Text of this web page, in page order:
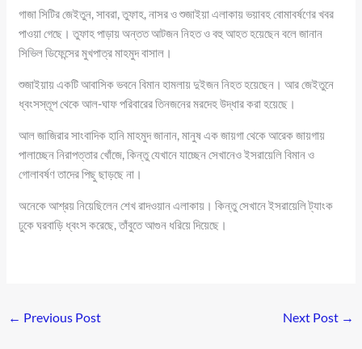
গাজা সিটির জেইতুন, সাবরা, তুফাহ, নাসর ও শুজাইয়া এলাকায় ভয়াবহ বোমাবর্ষণের খবর
পাওয়া গেছে। তুফাহ পাড়ায় অন্তত আটজন নিহত ও বহু আহত হয়েছেন বলে জানান
সিভিল ডিফেন্সের মুখপাত্র মাহমুদ বাসাল।
শুজাইয়ায় একটি আবাসিক ভবনে বিমান হামলায় দুইজন নিহত হয়েছেন। আর জেইতুনে
ধ্বংসস্তূপ থেকে আল-ঘাফ পরিবারের তিনজনের মরদেহ উদ্ধার করা হয়েছে।
আল জাজিরার সাংবাদিক হানি মাহমুদ জানান, মানুষ এক জায়গা থেকে আরেক জায়গায়
পালাচ্ছেন নিরাপত্তার খোঁজে, কিন্তু যেখানে যাচ্ছেন সেখানেও ইসরায়েলি বিমান ও
গোলাবর্ষণ তাদের পিছু ছাড়ছে না।
অনেকে আশ্রয় নিয়েছিলেন শেখ রাদওয়ান এলাকায়। কিন্তু সেখানে ইসরায়েলি ট্যাংক
ঢুকে ঘরবাড়ি ধ্বংস করেছে, তাঁবুতে আগুন ধরিয়ে দিয়েছে।
← Previous Post Next Post →